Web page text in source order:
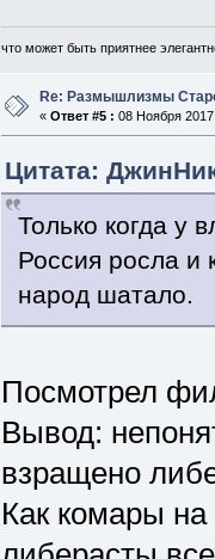
что может быть приятнее
Re: Размышлизмы
« Ответ #5 : 08 Ноября
Цитата:
Только когда у
Россия росла и
народ шатало.
Посмотрел
Вывод:
взращено
Как комары на